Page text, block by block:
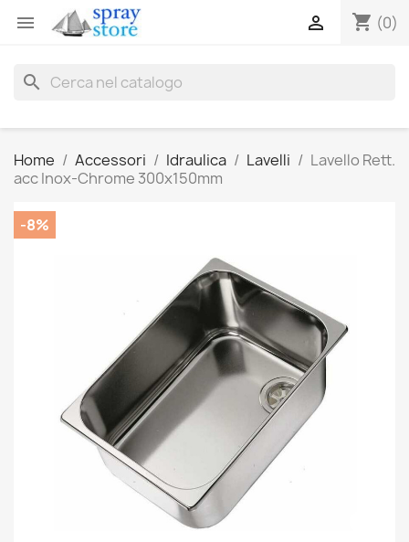
 shopping_cart (0)

search
Home Accessori Idraulica Lavelli
Lavello Rett.
acc Inox-Chrome 300x150mm
-8%